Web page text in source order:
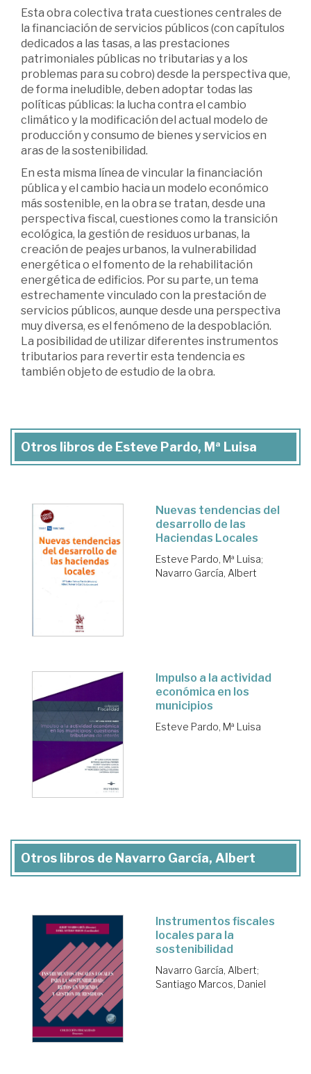
Esta obra colectiva trata cuestiones centrales de
la financiación de servicios públicos (con capítulos
dedicados a las tasas, a las prestaciones
patrimoniales públicas no tributarias y a los
problemas para su cobro) desde la perspectiva que,
de forma ineludible, deben adoptar todas las
políticas públicas: la lucha contra el cambio
climático y la modificación del actual modelo de
producción y consumo de bienes y servicios en
aras de la sostenibilidad.
En esta misma línea de vincular la financiación
pública y el cambio hacia un modelo económico
más sostenible, en la obra se tratan, desde una
perspectiva fiscal, cuestiones como la transición
ecológica, la gestión de residuos urbanas, la
creación de peajes urbanos, la vulnerabilidad
energética o el fomento de la rehabilitación
energética de edificios. Por su parte, un tema
estrechamente vinculado con la prestación de
servicios públicos, aunque desde una perspectiva
muy diversa, es el fenómeno de la despoblación.
La posibilidad de utilizar diferentes instrumentos
tributarios para revertir esta tendencia es
también objeto de estudio de la obra.
Otros libros de Esteve Pardo, Mª Luisa
Nuevas tendencias del
desarrollo de las
Haciendas Locales
Esteve Pardo, Mª Luisa;
Navarro García, Albert
Impulso a la actividad
económica en los
municipios
Esteve Pardo, Mª Luisa
Otros libros de Navarro García, Albert
Instrumentos fiscales
locales para la
sostenibilidad
Navarro García, Albert;
Santiago Marcos, Daniel